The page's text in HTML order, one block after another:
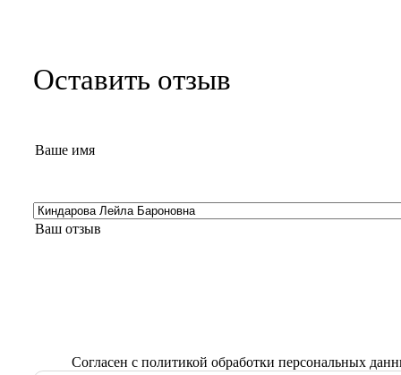
Оставить отзыв
Согласен с политикой обработки персональных